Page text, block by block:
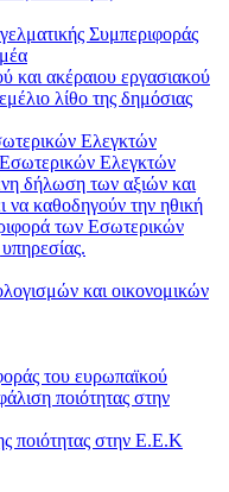
Συμπεριφοράς
και ακέραιου εργασιακού
λίθο της δημόσιας
Ελεγκτών
Ελεγκτών
δήλωση των αξιών και
να καθοδηγούν την ηθική
των Εσωτερικών
και οικονομικών
του ευρωπαϊκού
ποιότητας στην
ποιότητας στην Ε.Ε.Κ